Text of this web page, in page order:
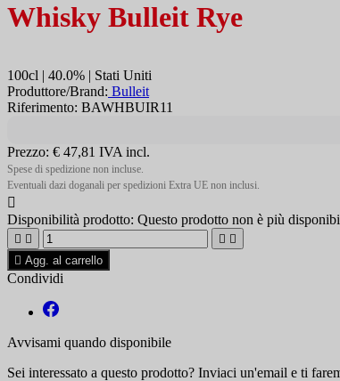
Whisky Bulleit Rye
100cl | 40.0% | Stati Uniti
Produttore/Brand: Bulleit
Riferimento: BAWHBUIR11
Prezzo: € 47,81 IVA incl.
Spese di spedizione non incluse.
Eventuali dazi doganali per spedizioni Extra UE non inclusi.

Disponibilità prodotto: Questo prodotto non è più
   
 Agg. al carrello
Condividi
Avvisami quando disponibile
Sei interessato a questo prodotto? Inviaci un'email e ti